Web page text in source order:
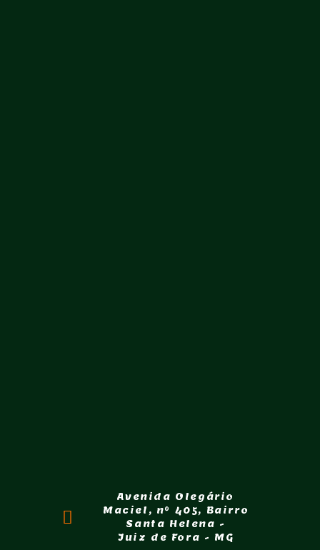
Avenida Olegário
Maciel, nº 405, Bairro
Santa Helena -
Juiz de Fora - MG